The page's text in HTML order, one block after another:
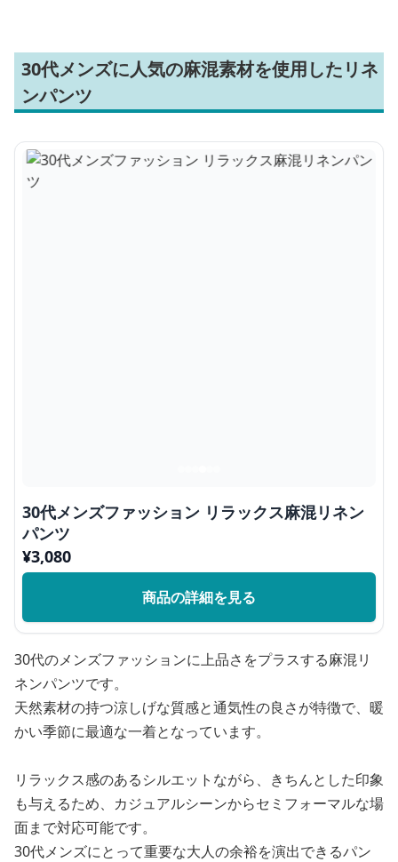
30代メンズに人気の麻混素材を使用したリネ
ンパンツ
30代メンズファッション リラックス麻混リネン
パンツ
¥3,080
商品の詳細を見る
30代のメンズファッションに上品さをプラスする麻混リ
ネンパンツです。
天然素材の持つ涼しげな質感と通気性の良さが特徴で、暖
かい季節に最適な一着となっています。
リラックス感のあるシルエットながら、きちんとした印象
も与えるため、カジュアルシーンからセミフォーマルな場
面まで対応可能です。
30代メンズにとって重要な大人の余裕を演出できるパン